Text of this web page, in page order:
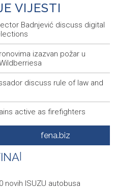
VIJESTI
Badnjević discuss digital
izazvan požar u
discuss rule of law and
active as firefighters
u KS - Više od 112
na aerodromu Halle
fena.biz
novih ISUZU autobusa